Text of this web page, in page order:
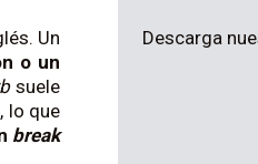
Un
o un
suele
lo que
break
Descarga